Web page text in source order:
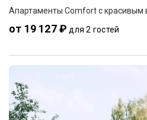
Апартаменты Comfort с красивым
от 19 127 ₽ для 2 гостей